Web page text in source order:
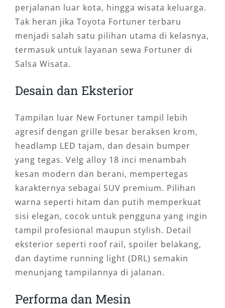
perjalanan luar kota, hingga wisata keluarga.
Tak heran jika Toyota Fortuner terbaru
menjadi salah satu pilihan utama di kelasnya,
termasuk untuk layanan sewa Fortuner di
Salsa Wisata.
Desain dan Eksterior
Tampilan luar New Fortuner tampil lebih
agresif dengan grille besar beraksen krom,
headlamp LED tajam, dan desain bumper
yang tegas. Velg alloy 18 inci menambah
kesan modern dan berani, mempertegas
karakternya sebagai SUV premium. Pilihan
warna seperti hitam dan putih memperkuat
sisi elegan, cocok untuk pengguna yang ingin
tampil profesional maupun stylish. Detail
eksterior seperti roof rail, spoiler belakang,
dan daytime running light (DRL) semakin
menunjang tampilannya di jalanan.
Performa dan Mesin